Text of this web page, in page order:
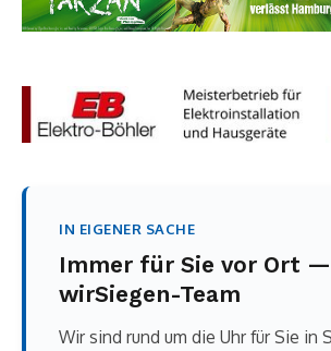
IN EIGENER SACHE
Immer für Sie vor Ort
wirSiegen-Team
Wir sind rund um die Uhr für Sie in